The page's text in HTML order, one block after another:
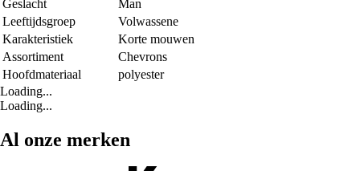
Geslacht
Man
Leeftijdsgroep
Volwassene
Karakteristiek
Korte mouwen
Assortiment
Chevrons
Hoofdmateriaal
polyester
Loading...
Loading...
Al onze merken